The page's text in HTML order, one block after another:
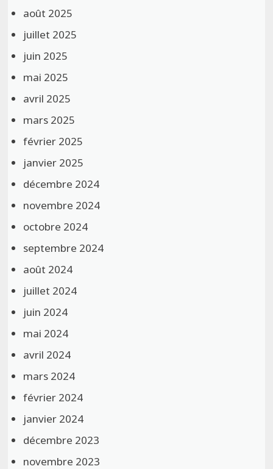
août 2025
juillet 2025
juin 2025
mai 2025
avril 2025
mars 2025
février 2025
janvier 2025
décembre 2024
novembre 2024
octobre 2024
septembre 2024
août 2024
juillet 2024
juin 2024
mai 2024
avril 2024
mars 2024
février 2024
janvier 2024
décembre 2023
novembre 2023